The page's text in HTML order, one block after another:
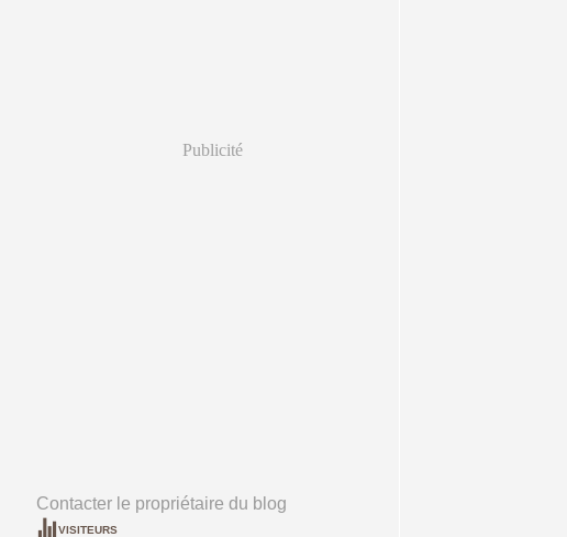
Publicité
Contacter le propriétaire du blog
VISITEURS